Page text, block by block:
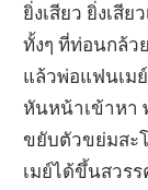
ยิ่งเสียว ยิ่งเสี
ทั้งๆ ที่ท่อนกล้ว
แล้วพ่อแฟนเม
หันหน้าเข้าหา
ขยับตัวขย่มสะ
เมย์ได้ขึ้นสวร